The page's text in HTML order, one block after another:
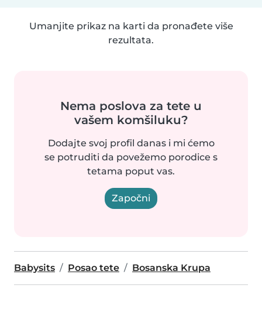
Umanjite prikaz na karti da pronađete više
rezultata.
Nema poslova za tete u
vašem komšiluku?
Dodajte svoj profil danas i mi ćemo
se potruditi da povežemo porodice s
tetama poput vas.
Započni
Babysits Posao tete Bosanska Krupa